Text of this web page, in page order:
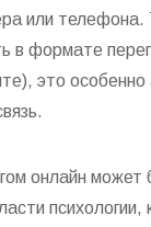
или телефона.
в формате
это особенно
онлайн
психологии,